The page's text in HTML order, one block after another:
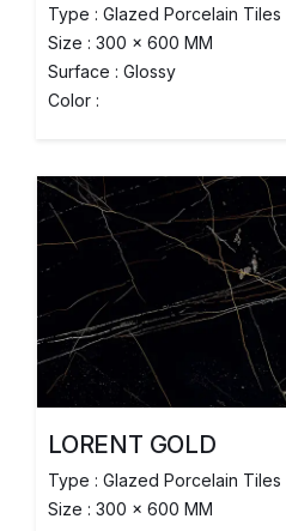
Type : Glazed Porcelain Tiles
Size : 300 x 600 MM
Surface : Glossy
Color :
LORENT GOLD
Type : Glazed Porcelain Tiles
Size : 300 x 600 MM